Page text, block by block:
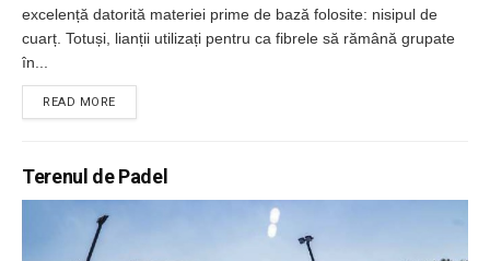
excelență datorită materiei prime de bază folosite: nisipul de
cuarț. Totuși, lianții utilizați pentru ca fibrele să rămână grupate
în...
READ MOREDETAILS
Terenul de Padel